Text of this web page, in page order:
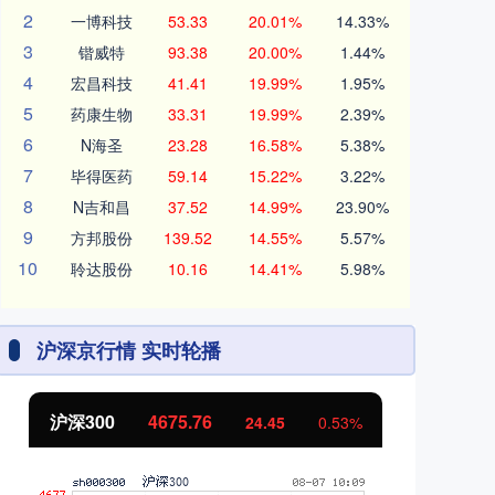
2 一博科技 53.33 20.01% 14.33%
3 锴威特 93.38 20.00% 1.44%
4 宏昌科技 41.41 19.99% 1.95%
5 药康生物 33.31 19.99% 2.39%
6 N海圣 23.28 16.58% 5.38%
7 毕得医药 59.14 15.22% 3.22%
8 N吉和昌 37.52 14.99% 23.90%
9 方邦股份 139.52 14.55% 5.57%
10 聆达股份 10.16 14.41% 5.98%
沪深京行情 实时轮播
沪深300 4675.76 24.45 0.53%